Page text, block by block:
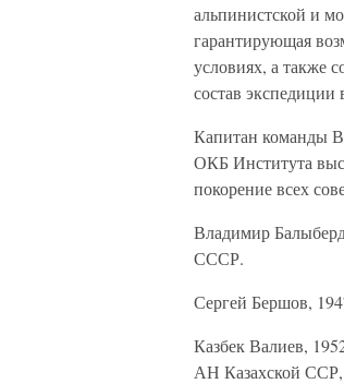
альпинистской и
гарантирующая
условиях, а также
состав экспедиции
Капитан команды
ОКБ Института
покорение всех
Владимир
СССР.
Сергей Бершов,
Казбек Валиев,
АН Казахской